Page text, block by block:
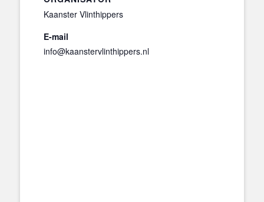
Kaanster Vlinthippers
E-mail
info@kaanstervlinthippers.nl